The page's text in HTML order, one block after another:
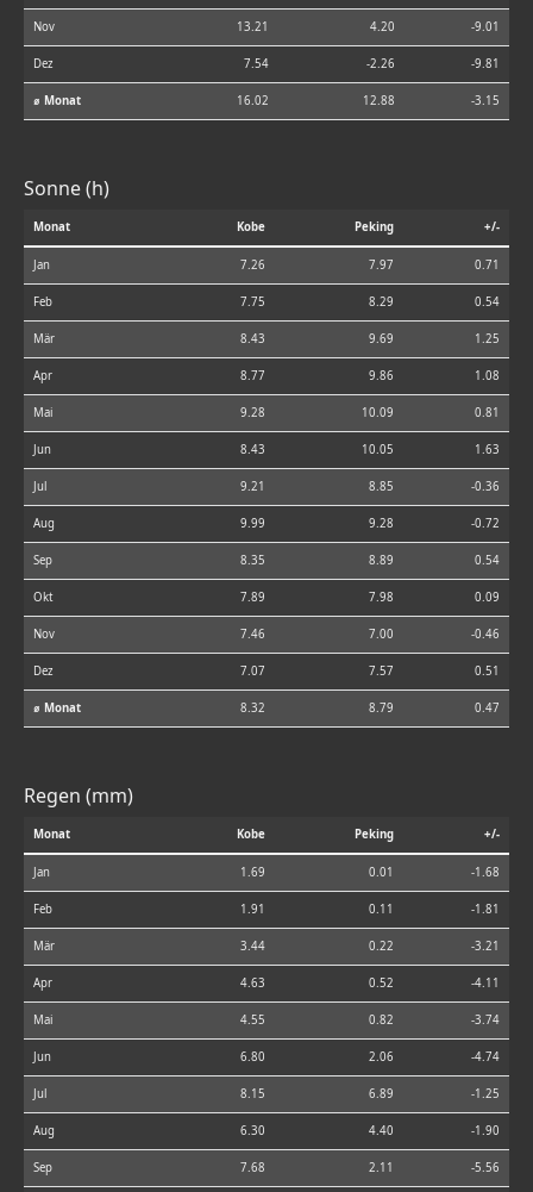
Nov 13.21 4.20 -9.01
Dez 7.54 -2.26 -9.81
⌀ Monat 16.02 12.88 -3.15
Sonne (h)
Monat Kobe Peking +/-
Jan 7.26 7.97 0.71
Feb 7.75 8.29 0.54
Mär 8.43 9.69 1.25
Apr 8.77 9.86 1.08
Mai 9.28 10.09 0.81
Jun 8.43 10.05 1.63
Jul 9.21 8.85 -0.36
Aug 9.99 9.28 -0.72
Sep 8.35 8.89 0.54
Okt 7.89 7.98 0.09
Nov 7.46 7.00 -0.46
Dez 7.07 7.57 0.51
⌀ Monat 8.32 8.79 0.47
Regen (mm)
Monat Kobe Peking +/-
Jan 1.69 0.01 -1.68
Feb 1.91 0.11 -1.81
Mär 3.44 0.22 -3.21
Apr 4.63 0.52 -4.11
Mai 4.55 0.82 -3.74
Jun 6.80 2.06 -4.74
Jul 8.15 6.89 -1.25
Aug 6.30 4.40 -1.90
Sep 7.68 2.11 -5.56